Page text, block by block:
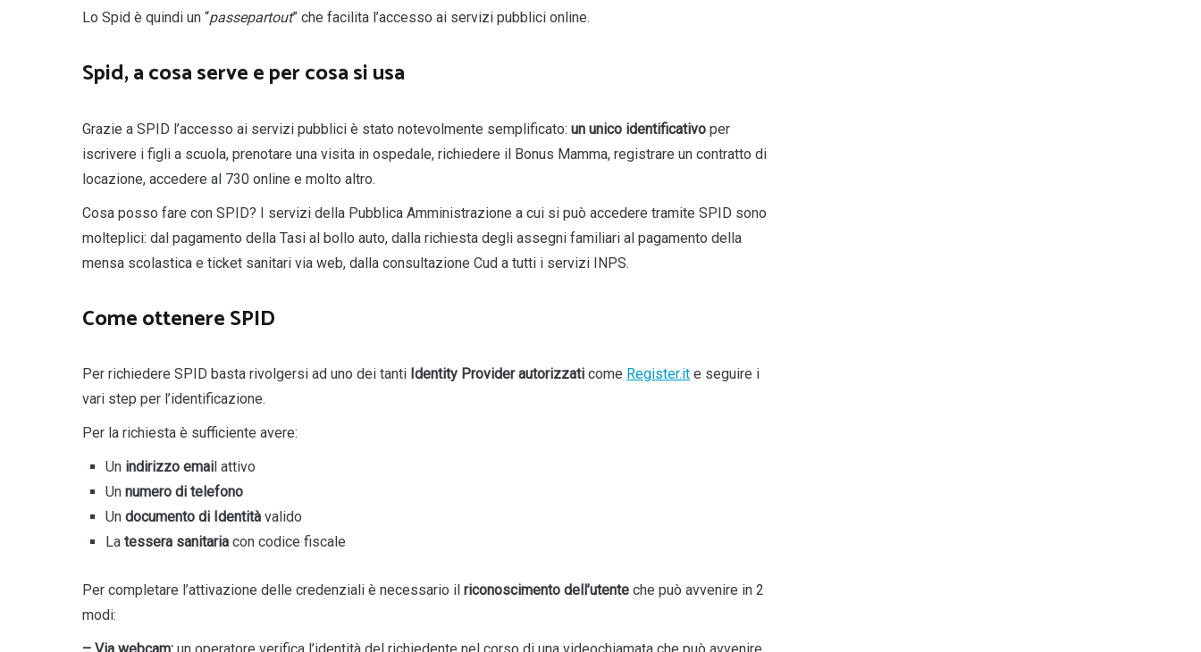
Lo Spid è quindi un “passepartout” che facilita l’accesso ai servizi pubblici online.
Spid, a cosa serve e per cosa si usa
Grazie a SPID l’accesso ai servizi pubblici è stato notevolmente semplificato: un unico identificativo per
iscrivere i figli a scuola, prenotare una visita in ospedale, richiedere il Bonus Mamma, registrare un contratto di
locazione, accedere al 730 online e molto altro.
Cosa posso fare con SPID? I servizi della Pubblica Amministrazione a cui si può accedere tramite SPID sono
molteplici: dal pagamento della Tasi al bollo auto, dalla richiesta degli assegni familiari al pagamento della
mensa scolastica e ticket sanitari via web, dalla consultazione Cud a tutti i servizi INPS.
Come ottenere SPID
Per richiedere SPID basta rivolgersi ad uno dei tanti Identity Provider autorizzati come Register.it e seguire i
vari step per l’identificazione.
Per la richiesta è sufficiente avere:
Un indirizzo email attivo
Un numero di telefono
Un documento di Identitàvalido
Latessera sanitariacon codice fiscale
Per completare l’attivazione delle credenziali è necessario il riconoscimento dell’utente che può avvenire in 2
modi: